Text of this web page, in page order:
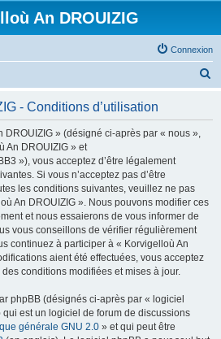
An DROUIZIG
Connexion
- Conditions d’utilisation
DROUIZIG » (désigné ci-après par « nous »,
An DROUIZIG » et
»), vous acceptez d’être légalement
Si vous n’acceptez pas d’être
les conditions suivantes, veuillez ne pas
An DROUIZIG ». Nous pouvons modifier ces
et nous essaierons de vous informer de
vous conseillons de vérifier régulièrement
continuez à participer à « Korvigelloù An
aient été effectuées, vous acceptez
conditions modifiées et mises à jour.
phpBB (désignés ci-après par « logiciel
est un logiciel de forum de discussions
générale GNU 2.0 » et qui peut être